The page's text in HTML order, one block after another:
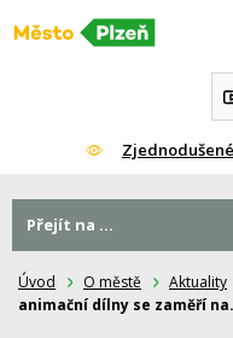
Přeskočit
Úvod O městě Aktuality
animační dílny se zaměří
Přejít na ...